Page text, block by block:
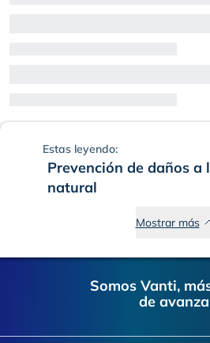
Estas leyendo:
Prevención de daños a
natural
Mostrar más
Somos Vanti,
de